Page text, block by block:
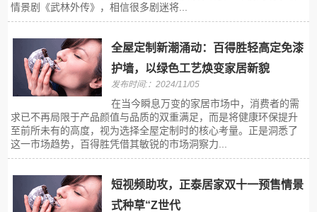
情景剧《武林外传》，相信很多剧迷将...
全屋定制新潮涌动：百得胜轻高定免漆
护墙，以绿色工艺焕变家居新貌
发布时间:：2024/11/05
在当今瞬息万变的家居市场中，消费者的需
求已不再局限于产品颜值与品质的双重满足，而是将健康环保提升
至前所未有的高度，视为选择全屋定制时的核心考量。正是洞悉了
这一市场趋势，百得胜凭借其敏锐的市场洞察力...
短视频助攻，正泰居家双十一预售情景
式种草“Z世代